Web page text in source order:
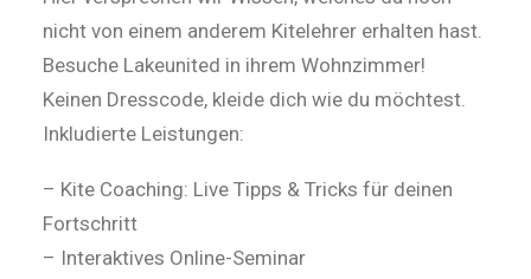
nicht von einem anderem Kitelehrer erhalten hast.
Besuche Lakeunited in ihrem Wohnzimmer!
Keinen Dresscode, kleide dich wie du möchtest.
Inkludierte Leistungen:
– Kite Coaching: Live Tipps & Tricks für deinen
Fortschritt
– Interaktives Online-Seminar